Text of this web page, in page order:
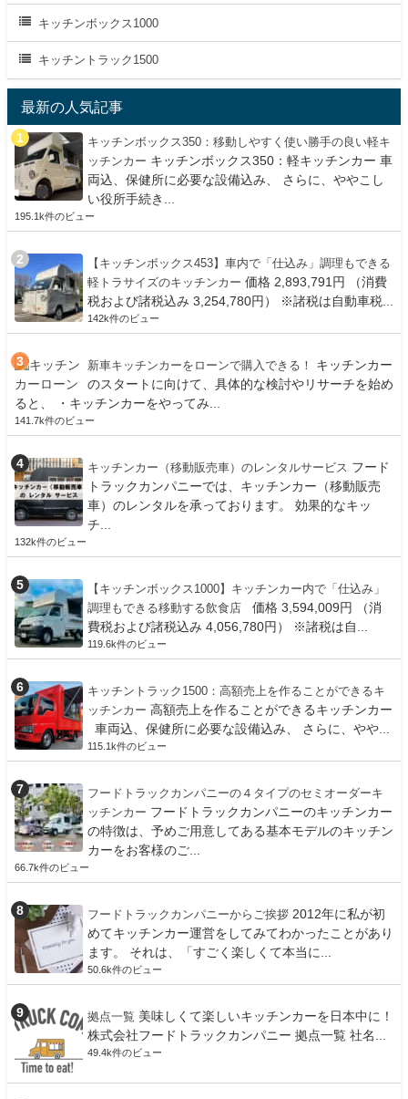
キッチンボックス1000
キッチントラック1500
最新の人気記事
キッチンボックス350：移動しやすく使い勝手の良い軽キ
ッチンカー キッチンボックス350：軽キッチンカー 車
両込、保健所に必要な設備込み、 さらに、ややこし
い役所手続き...
195.1k件のビュー
【キッチンボックス453】車内で「仕込み」調理もできる
軽トラサイズのキッチンカー 価格 2,893,791円 （消費
税および諸税込み 3,254,780円） ※諸税は自動車税...
142k件のビュー
新車キッチンカーをローンで購入できる！
キッチンカー
のスタートに向けて、具体的な検討やリサーチを始め
ると、 ・キッチンカーをやってみ...
141.7k件のビュー
キッチンカー（移動販売車）のレンタルサービス フード
トラックカンパニーでは、キッチンカー（移動販売
車）のレンタルを承っております。 効果的なキッ
チ...
132k件のビュー
【キッチンボックス1000】キッチンカー内で「仕込み」
調理もできる移動する飲食店
価格 3,594,009円 （消
費税および諸税込み 4,056,780円） ※諸税は自...
119.6k件のビュー
キッチントラック1500：高額売上を作ることができるキ
ッチンカー 高額売上を作ることができるキッチンカー
車両込、保健所に必要な設備込み、 さらに、やや...
115.1k件のビュー
フードトラックカンパニーの４タイプのセミオーダーキ
ッチンカー フードトラックカンパニーのキッチンカー
の特徴は、予めご用意してある基本モデルのキッチン
カーをお客様のご...
66.7k件のビュー
フードトラックカンパニーからご挨拶 2012年に私が初
めてキッチンカー運営をしてみてわかったことがあり
ます。 それは、「すごく楽しくて本当に...
50.6k件のビュー
拠点一覧 美味しくて楽しいキッチンカーを日本中に！
株式会社フードトラックカンパニー 拠点一覧 社名...
49.4k件のビュー